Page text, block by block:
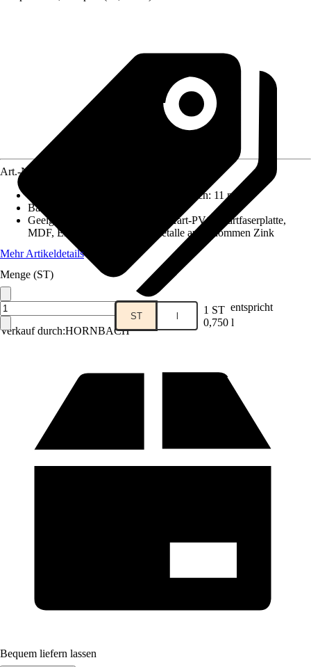
Verkauf durch:HORNBACH
Art.-Nr.
Reichweite (ca.) bei einmaligem Anstrich: 11 m²/l
Basis
Geeignet für Untergrund
Holz, Hart-PVC, Hartfaserplatte,
MDF, Eisen- und Nichteisenmetalle ausgenommen Zink
Mehr Artikeldetails
Menge (ST)
ST l 1 ST entspricht
0,750 l
Bequem liefern lassen